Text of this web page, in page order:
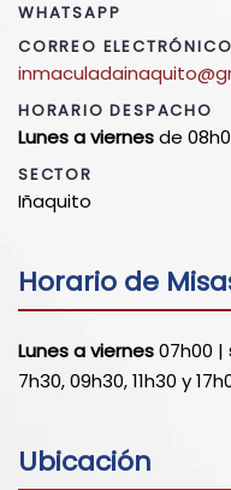
WHATSAPP
CORREO ELECTRÓNICO
HORARIO DESPACHO
Lunes a viernesde
SECTOR
Iñaquito
Horario de
Lunes a viernes07h00 |
7h30, 09h30, 11h30 y
Ubicación